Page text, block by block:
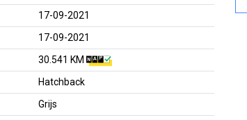
17-09-2021
17-09-2021
30.541 KM
Hatchback
Grijs